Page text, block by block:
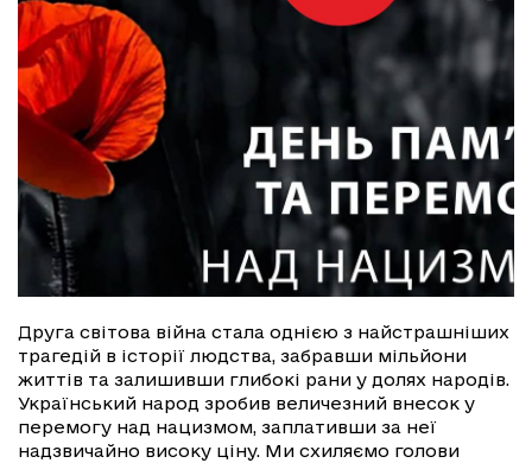
Друга світова війна стала однією з найстрашніших
трагедій в історії людства, забравши мільйони
життів та залишивши глибокі рани у долях народів.
Український народ зробив величезний внесок у
перемогу над нацизмом, заплативши за неї
надзвичайно високу ціну. Ми схиляємо голови